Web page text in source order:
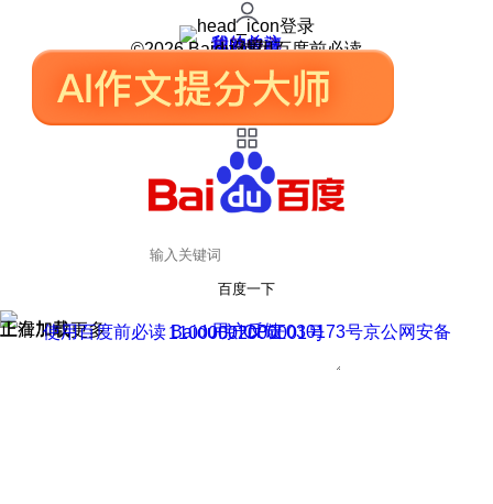
登录
我的关注
我的收藏
皮肤中心
用户反馈
设置
©2026 Baidu 使用百度前必读
百度一下
正在加载
上滑加载更多 用户反馈
使用百度前必读 Baidu 京ICP证030173号
京公网安备11000002000001号